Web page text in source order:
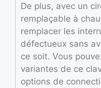
De plus, avec un
remplaçable à
remplacer les
défectueux sans
ce soit. Vous
variantes de ce
options de